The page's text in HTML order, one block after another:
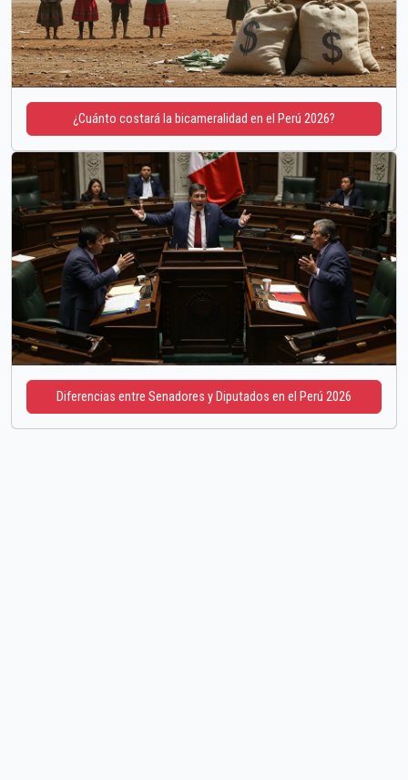
¿Cuánto costará la bicameralidad en el Perú 2026?
Diferencias entre Senadores y Diputados en el Perú 2026